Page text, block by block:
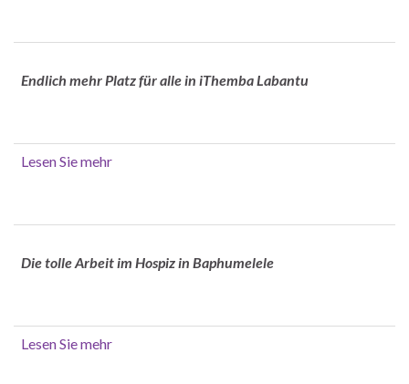
Endlich mehr Platz für alle in iThemba Labantu
Lesen Sie mehr
Die tolle Arbeit im Hospiz in Baphumelele
Lesen Sie mehr